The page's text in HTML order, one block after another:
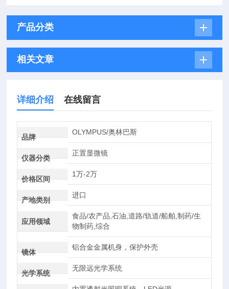
产品分类
相关文章
详细介绍 在线留言
品牌
OLYMPUS/奥林巴斯
仪器分类
正置显微镜
价格区间
1万-2万
产地类别
进口
应用领域
食品/农产品,石油,道路/轨道/船舶,制药/生
物制药,综合
镜体
铝合金金属机身，保护外壳
光学系统
无限远光学系统